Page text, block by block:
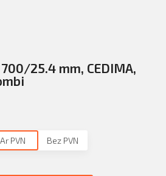
25.4 mm, CEDIMA,
Ar PVN Bez PVN